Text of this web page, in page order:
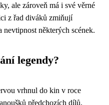
ale zároveň má i své věrné
z řad diváků zmiňují
nevtipnost některých scének.
legendy?
vrhnul do kin v roce
předchozích dílů.